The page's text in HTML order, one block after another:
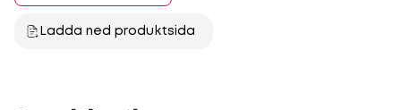
Ladda ned produktsida